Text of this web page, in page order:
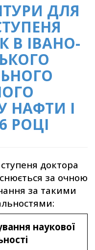
ДЛЯ
В ІВАНО-
НАФТИ І
РОЦІ
доктора
за очною
за такими
наукової